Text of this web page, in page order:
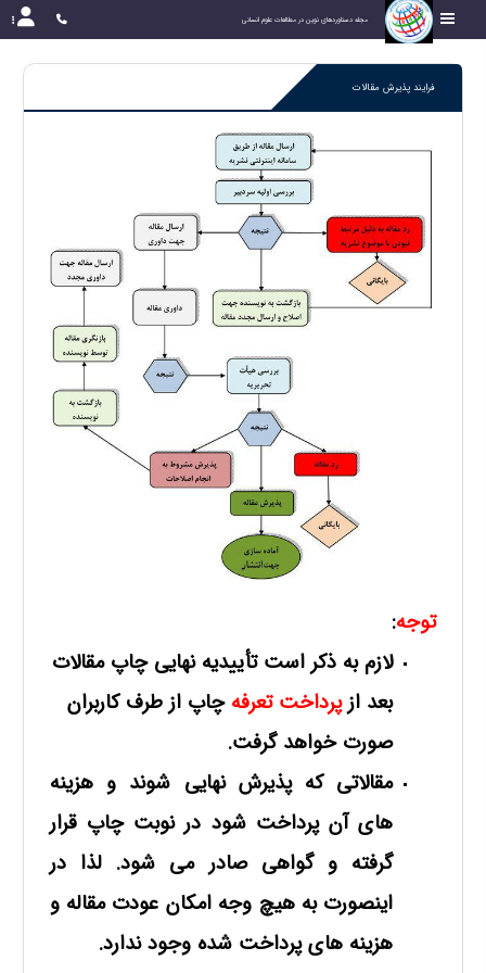
مجله دستاوردهای نوین در مطالعات علوم انسانی
فرایند پذیرش مقالات
توجه:
لازم به ذکر است تأییدیه نهایی چاپ مقالات
بعد ازپرداخت تعرفه چاپ از طرف کاربران
صورت خواهد گرفت.
مقالاتی که پذیرش نهایی شوند و هزینه
های آن پرداخت شود در نوبت چاپ قرار
گرفته و گواهی صادر می شود. لذا در
اینصورت به هیچ وجه امکان عودت مقاله و
هزینه های پرداخت شده وجود ندارد.